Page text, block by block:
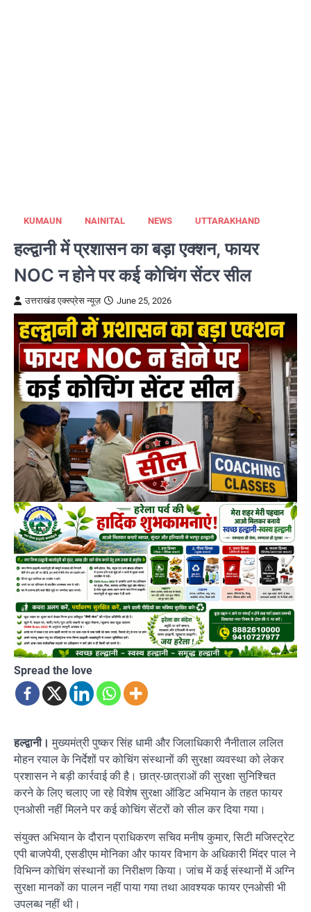
KUMAUN NAINITAL NEWS UTTARAKHAND
हल्द्वानी में प्रशासन का बड़ा एक्शन, फायर
NOC न होने पर कई कोचिंग सेंटर सील
उत्तराखंड एक्स्प्रेस न्यूज़ June 25, 2026
Spread the love
हल्द्वानी। मुख्यमंत्री पुष्कर सिंह धामी और जिलाधिकारी नैनीताल ललित
मोहन रयाल के निर्देशों पर कोचिंग संस्थानों की सुरक्षा व्यवस्था को लेकर
प्रशासन ने बड़ी कार्रवाई की है। छात्र-छात्राओं की सुरक्षा सुनिश्चित
करने के लिए चलाए जा रहे विशेष सुरक्षा ऑडिट अभियान के तहत फायर
एनओसी नहीं मिलने पर कई कोचिंग सेंटरों को सील कर दिया गया।
संयुक्त अभियान के दौरान प्राधिकरण सचिव मनीष कुमार, सिटी मजिस्ट्रेट
एपी बाजपेयी, एसडीएम मोनिका और फायर विभाग के अधिकारी मिंदर पाल ने
विभिन्न कोचिंग संस्थानों का निरीक्षण किया। जांच में कई संस्थानों में अग्नि
सुरक्षा मानकों का पालन नहीं पाया गया तथा आवश्यक फायर एनओसी भी
उपलब्ध नहीं थी।